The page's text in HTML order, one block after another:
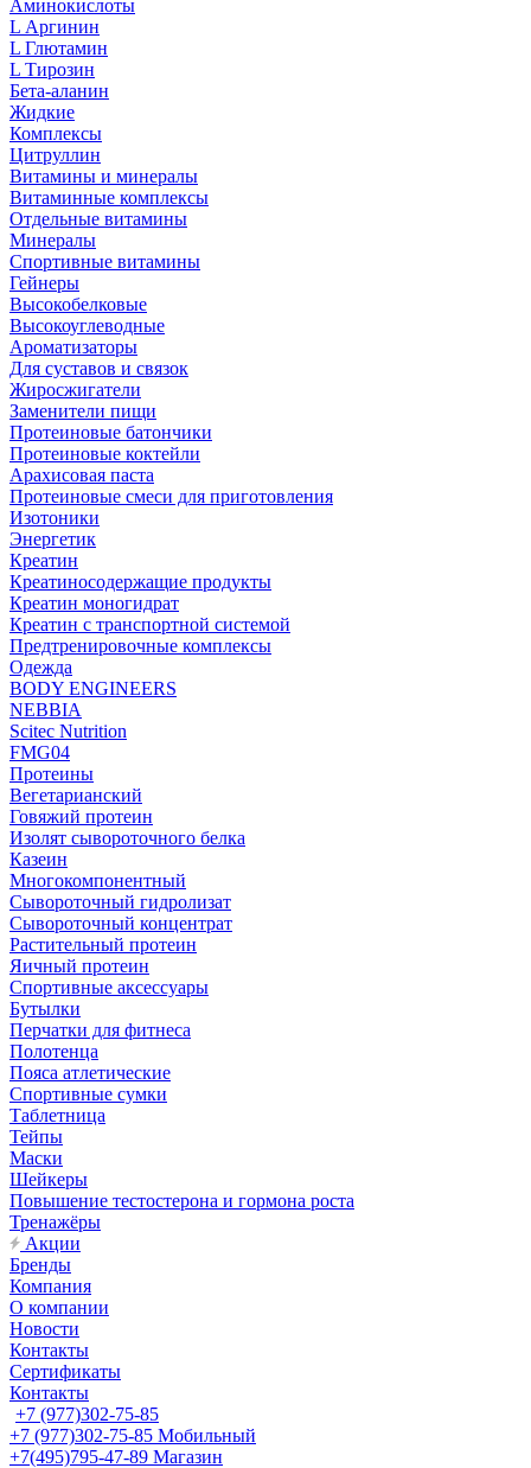
Аминокислоты
L Аргинин
L Глютамин
L Тирозин
Бета-аланин
Жидкие
Комплексы
Цитруллин
Витамины и минералы
Витаминные комплексы
Отдельные витамины
Минералы
Спортивные витамины
Гейнеры
Высокобелковые
Высокоуглеводные
Ароматизаторы
Для суставов и связок
Жиросжигатели
Заменители пищи
Протеиновые батончики
Протеиновые коктейли
Арахисовая паста
Протеиновые смеси для приготовления
Изотоники
Энергетик
Креатин
Креатиносодержащие продукты
Креатин моногидрат
Креатин с транспортной системой
Предтренировочные комплексы
Одежда
BODY ENGINEERS
NEBBIA
Scitec Nutrition
FMG04
Протеины
Вегетарианский
Говяжий протеин
Изолят сывороточного белка
Казеин
Многокомпонентный
Сывороточный гидролизат
Сывороточный концентрат
Растительный протеин
Яичный протеин
Спортивные аксессуары
Бутылки
Перчатки для фитнеса
Полотенца
Пояса атлетические
Спортивные сумки
Таблетница
Тейпы
Маски
Шейкеры
Повышение тестостерона и гормона роста
Тренажёры
Акции
Бренды
Компания
О компании
Новости
Контакты
Сертификаты
Контакты
+7 (977)302-75-85
+7 (977)302-75-85 Мобильный
+7(495)795-47-89 Магазин